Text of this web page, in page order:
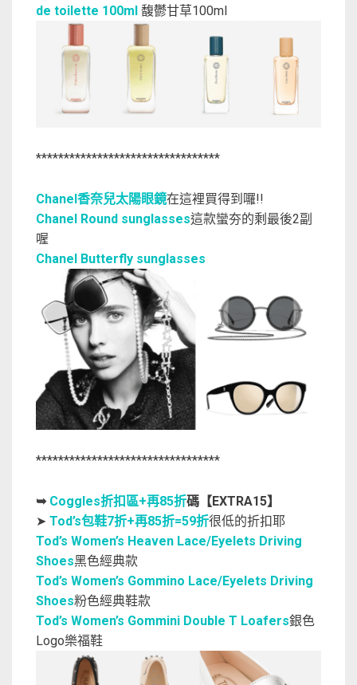
de toilette 100ml 馥鬱甘草100ml
*********************************
Chanel香奈兒太陽眼鏡在這裡買得到囉!!
Chanel Round sunglasses這款蠻夯的剩最後2副
喔
Chanel Butterfly sunglasses
*********************************
➥ Coggles折扣區+再85折碼【EXTRA15】
➤ Tod’s包鞋7折+再85折=59折很低的折扣耶
Tod’s Women’s Heaven Lace/Eyelets Driving
Shoes黑色經典款
Tod’s Women’s Gommino Lace/Eyelets Driving
Shoes粉色經典鞋款
Tod’s Women’s Gommini Double T Loafers銀色
Logo樂福鞋